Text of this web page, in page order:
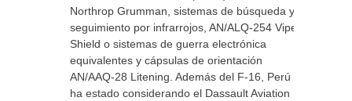
Northrop Grumman, sistemas de búsqueda y
seguimiento por infrarrojos, AN/ALQ-254 Viper
Shield o sistemas de guerra electrónica
equivalentes y cápsulas de orientación
AN/AAQ-28 Litening. Además del F-16, Perú
ha estado considerando el Dassault Aviation